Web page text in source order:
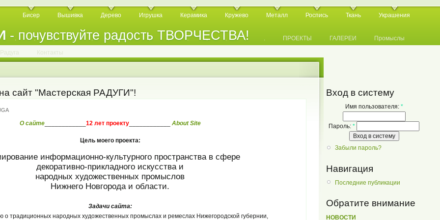
- почувствуйте радость ТВОРЧЕСТВА!
Бисер Вышивка Дерево Игрушка Керамика Кружево Металл Роспись Ткань Украшения
. . . . . . . . . . . . . . ПРОЕКТЫ ГАЛЕРЕИ Промыслы
Радуга Контакты
сайт "Мастерская РАДУГИ"!
О сайте____________ 12 лет проекту____________ About Site
Цель моего проекта:
информационно-культурного пространства в сфере
декоративно-прикладного искусства и
народных художественных промыслов
Нижнего Новгорода и области.
Задачи сайта:
о традиционных народных художественных промыслах и ремеслах Нижегородской губернии,
Вход в систему
Имя пользователя: *
Пароль: *
Забыли пароль?
Навигация
Последние публикации
Обратите внимание
НОВОСТИ